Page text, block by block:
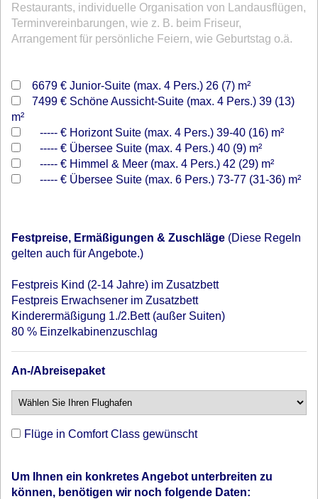
Restaurants, individuelle Organisation von Landausflügen,
Terminvereinbarungen, wie z. B. beim Friseur,
Arrangement für persönliche Feiern, wie Geburtstag o.ä.
6679 € Junior-Suite (max. 4 Pers.) 26 (7) m²
7499 € Schöne Aussicht-Suite (max. 4 Pers.) 39 (13)
m²
----- € Horizont Suite (max. 4 Pers.) 39-40 (16) m²
----- € Übersee Suite (max. 4 Pers.) 40 (9) m²
----- € Himmel & Meer (max. 4 Pers.) 42 (29) m²
----- € Übersee Suite (max. 6 Pers.) 73-77 (31-36) m²
Festpreise, Ermäßigungen & Zuschläge (Diese Regeln
gelten auch für Angebote.)
Festpreis Kind (2-14 Jahre) im Zusatzbett
Festpreis Erwachsener im Zusatzbett
Kinderermäßigung 1./2.Bett (außer Suiten)
80 % Einzelkabinenzuschlag
An-/Abreisepaket
Flüge in Comfort Class gewünscht
Um Ihnen ein konkretes Angebot unterbreiten zu
können, benötigen wir noch folgende Daten: